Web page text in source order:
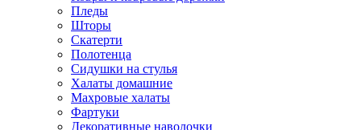
Пледы
Шторы
Скатерти
Полотенца
Сидушки на стулья
Халаты домашние
Махровые халаты
Фартуки
Декоративные наволочки